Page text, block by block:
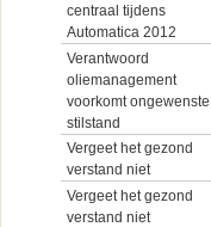
centraal tijdens
Automatica 2012
Verantwoord
oliemanagement
voorkomt ongewenste
stilstand
Vergeet het gezond
verstand niet
Vergeet het gezond
verstand niet